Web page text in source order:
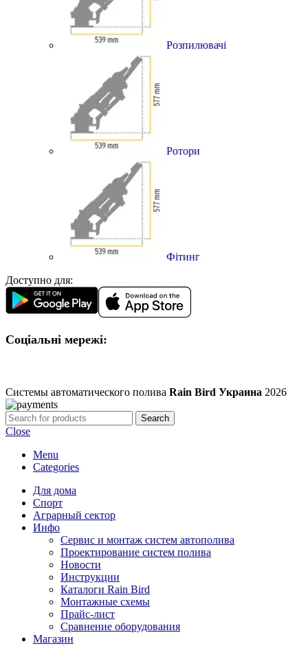
Розпилювачі
Ротори
Фітинг
Доступно для:
Соціальні мережі:
Системы автоматического полива Rain Bird Украина 2026
Search
Close
Menu
Categories
Для дома
Спорт
Аграрный сектор
Инфо
Сервис и монтаж систем автополива
Проектирование систем полива
Новости
Инструкции
Каталоги Rain Bird
Монтажные схемы
Прайс-лист
Сравнение оборудования
Магазин